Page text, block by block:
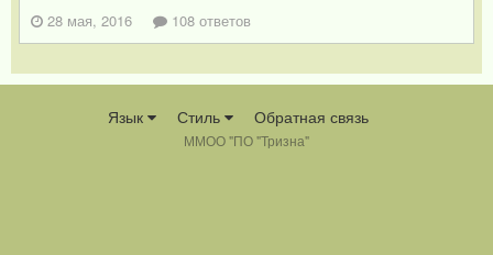
28 мая, 2016
108 ответов
Язык Стиль Обратная связь
ММОО "ПО "Тризна"